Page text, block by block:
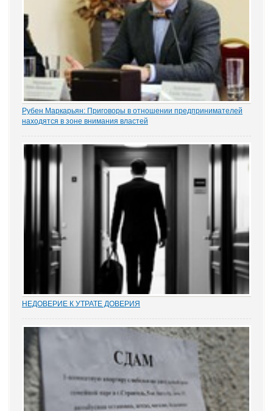
Рубен Маркарьян: Приговоры в отношении предпринимателей
находятся в зоне внимания властей
расследования «Пермский захват». Владелец сети заправок...
НЕДОВЕРИЕ К УТРАТЕ ДОВЕРИЯ
(п. 7.1 ч. 1 ст. 81 ТК РФ) появилась в Трудовом кодексе в 2012 году
в ходе совершенствования...